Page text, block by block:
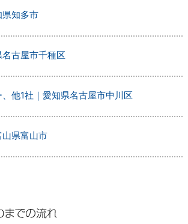
知多市
古屋市千種区
他1社｜愛知県名古屋市中川区
県富山市